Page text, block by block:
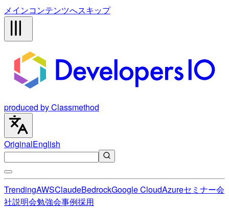
メインコンテンツへスキップ
produced by Classmethod
OriginalEnglish
TrendingAWSClaudeBedrockGoogle CloudAzureセミナー会
社説明会勉強会事例採用